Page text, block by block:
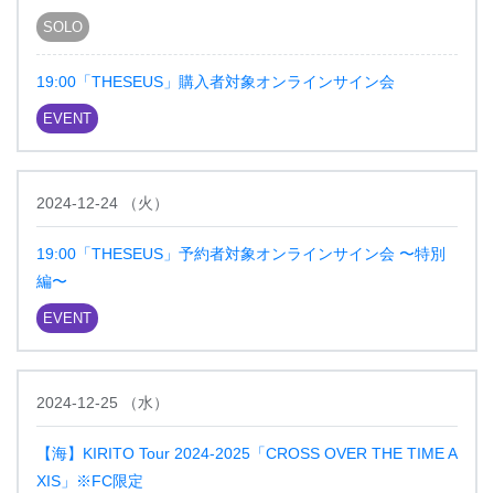
SOLO
19:00「THESEUS」購入者対象オンラインサイン会
EVENT
2024-12-24 （火 ）
19:00「THESEUS」予約者対象オンラインサイン会 〜特別
編〜
EVENT
2024-12-25 （水）
【海】KIRITO Tour 2024-2025「CROSS OVER THE TIME A
XIS」※FC限定